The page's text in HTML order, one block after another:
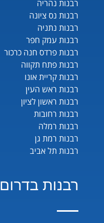
רבנות נהריה
רבנות נס ציונה
רבנות נתניה
רבנות עמק חפר
רבנות פרדס חנה כרכור
רבנות פתח תקווה
רבנות קריית אונו
רבנות ראש העין
רבנות ראשון לציון
רבנות רחובות
רבנות רמלה
רבנות רמת גן
רבנות תל אביב
רבנות בדרום